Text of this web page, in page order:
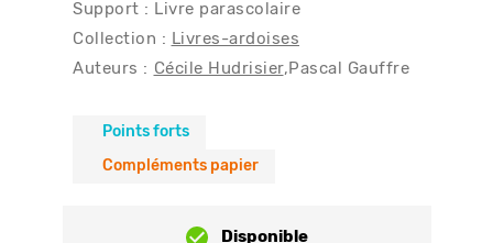
Support : Livre parascolaire
Collection : Livres-ardoises
Auteurs : Cécile Hudrisier Pascal Gauffre
Points forts
Compléments papier
Disponible